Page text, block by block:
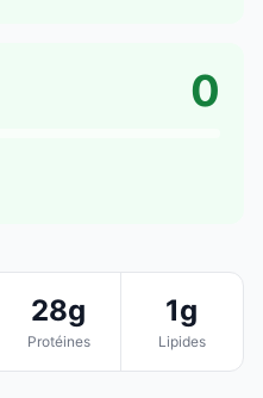
0
28g
Protéines
1g
Lipides